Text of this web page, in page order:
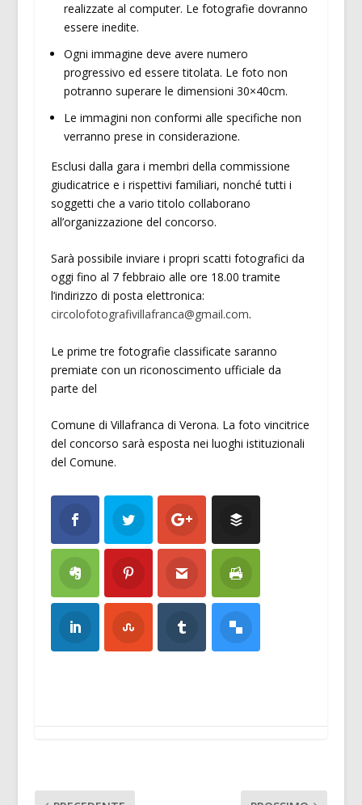
realizzate al computer. Le fotografie dovranno
essere inedite.
Ogni immagine deve avere numero
progressivo ed essere titolata. Le foto non
potranno superare le dimensioni 30×40cm.
Le immagini non conformi alle specifiche non
verranno prese in considerazione.
Esclusi dalla gara i membri della commissione
giudicatrice e i rispettivi familiari, nonché tutti i
soggetti che a vario titolo collaborano
all’organizzazione del concorso.
Sarà possibile inviare i propri scatti fotografici da
oggi fino al 7 febbraio alle ore 18.00 tramite
l’indirizzo di posta elettronica:
circolofotografivillafranca@gmail.com.
Le prime tre fotografie classificate saranno
premiate con un riconoscimento ufficiale da
parte del
Comune di Villafranca di Verona. La foto vincitrice
del concorso sarà esposta nei luoghi istituzionali
del Comune.